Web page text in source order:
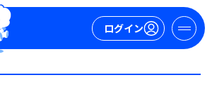
ログイン